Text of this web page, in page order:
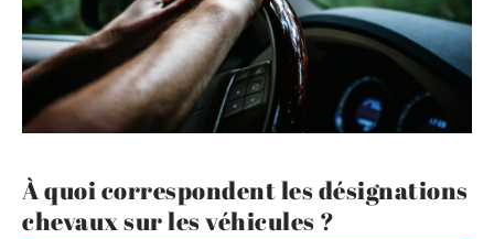
À quoi correspondent les désignations
chevaux sur les véhicules ?